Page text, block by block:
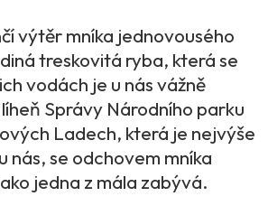
výtěr mníka jednovousého
treskovitá ryba, která se
vodách je u nás vážně
Správy Národního parku
Ladech, která je nejvýše
nás, se odchovem mníka
jedna z mála zabývá.